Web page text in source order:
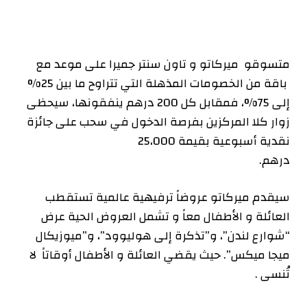
متسوقو ميركاتو و تاون سنتر جميرا على موعد مع
باقة من الخصومات المذهلة التي تتراوح ما بين 25%
إلى 75%، فمقابل كل 200 درهم ينفقونها، سيحظى
زوار كلا المركزين بفرصة الدخول في سحب على جائزة
نقدية أسبوعية بقيمة 25،000
درهم.
سيقدم ميركاتو عروضاً ترفيهية عالمية تستقطب
العائلة و الأطفال معاً و تشمل العروض الحية عرض
“شوارع لندن”، و”تذكرة إلى هوليوود”، و”ميوزيكال
ميجا ميكس”. حيث يقضي العائلة و الأطفال أوقاتاً لا
تُنسى .